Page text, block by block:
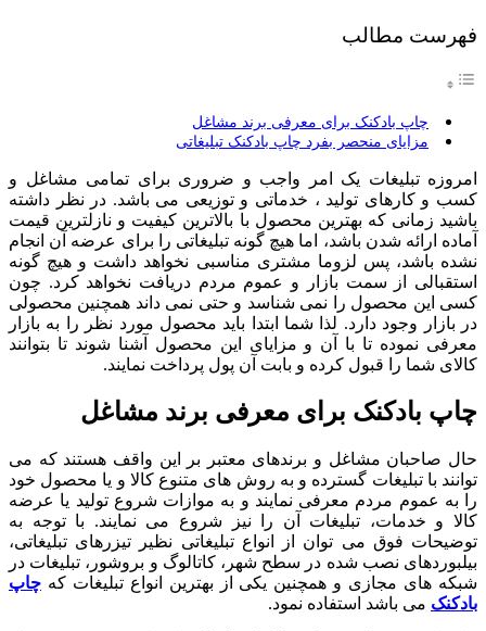
فهرست مطالب
چاپ بادکنک برای معرفی برند مشاغل
مزایای منحصر بفرد چاپ بادکنک تبلیغاتی
امروزه تبلیغات یک امر واجب و ضروری برای تمامی مشاغل و
کسب و کارهای تولید ، خدماتی و توزیعی می باشد. در نظر داشته
باشید زمانی که بهترین محصول با بالاترین کیفیت و نازلترین قیمت
آماده ارائه شدن باشد، اما هیچ گونه تبلیغاتی را برای عرضه آن انجام
نشده باشد، پس لزوما مشتری مناسبی نخواهد داشت و هیچ گونه
استقبالی از سمت بازار و عموم مردم دریافت نخواهد کرد. چون
کسی این محصول را نمی شناسد و حتی نمی داند همچنین محصولی
در بازار وجود دارد. لذا شما ابتدا باید محصول مورد نظر را به بازار
معرفی نموده تا با آن و مزایای این محصول آشنا شوند تا بتوانند
کالای شما را قبول کرده و بابت آن پول پرداخت نمایند.
چاپ بادکنک برای معرفی برند مشاغل
حال صاحبان مشاغل و برندهای معتبر بر این واقف هستند که می
توانند با تبلیغات گسترده و به روش های متنوع کالا و یا محصول خود
را به عموم مردم معرفی نمایند و به موازات شروع تولید یا عرضه
کالا و خدمات، تبلیغات آن را نیز شروع می نمایند. با توجه به
توضیحات فوق می توان از انواع تبلیغاتی نظیر تیزرهای تبلیغاتی،
بیلبوردهای نصب شده در سطح شهر، کاتالوگ و بروشور، تبلیغات در
شبکه های مجازی و همچنین یکی از بهترین انواع تبلیغات که چاپ
بادکنک می باشد استفاده نمود.